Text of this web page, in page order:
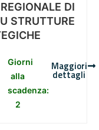
DI
STRUTTURE
Giorni
alla
scadenza:
2
Maggiori
dettagli